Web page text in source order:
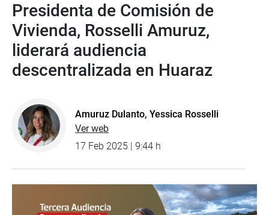
Presidenta de Comisión de
Vivienda, Rosselli Amuruz,
liderará audiencia
descentralizada en Huaraz
Amuruz Dulanto, Yessica Rosselli
Ver web
17 Feb 2025 | 9:44 h